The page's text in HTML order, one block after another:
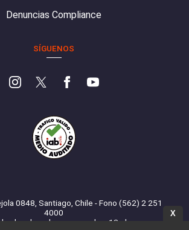
Denuncias Compliance
SÍGUENOS
0848, Santiago, Chile - Fono (562) 2 251
4000
los derechos reservados. 13.cl
X